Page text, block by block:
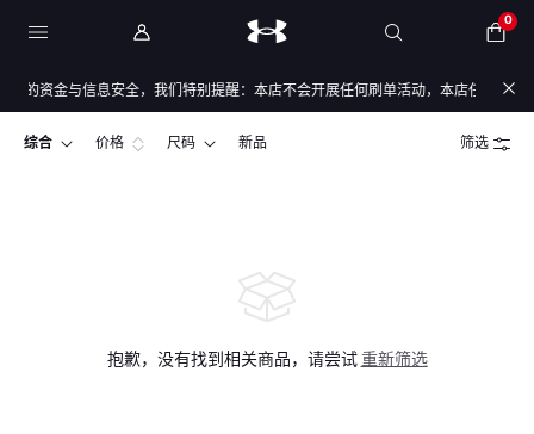
0
的资金与信息安全，我们特别提醒：本店不会开展任何刷单活动，本店任何售
综合 价格 尺码 新品 筛选
抱歉，没有找到相关商品，请尝试 重新筛选